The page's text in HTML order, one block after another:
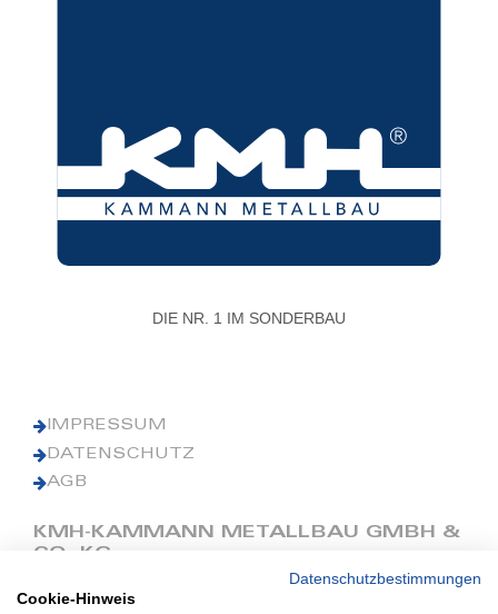
DIE NR. 1 IM SONDERBAU
IMPRESSUM
DATENSCHUTZ
AGB
KMH-KAMMANN METALLBAU GMBH &
CO. KG
Phone: +49 (0) 42 41 9390 0
Datenschutzbestimmungen
Cookie-Hinweis